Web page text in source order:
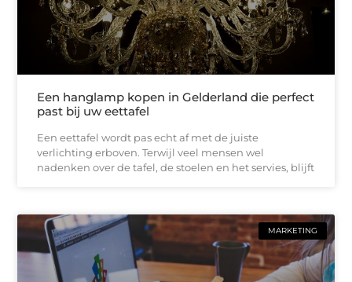
Een hanglamp kopen in Gelderland die perfect
past bij uw eettafel
Een eettafel wordt pas echt af met de juiste
verlichting erboven. Terwijl veel mensen wel
nadenken over de tafel, de stoelen en het servies, blijft
MARKETING